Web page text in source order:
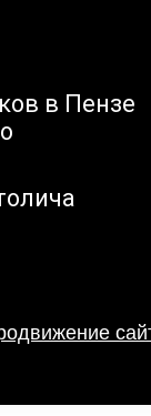
в Пензе